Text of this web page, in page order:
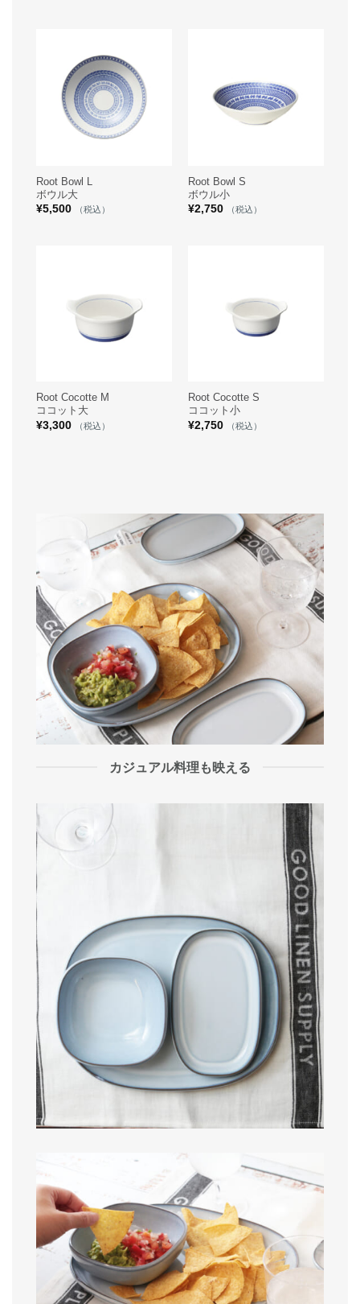
Root Bowl L
ボウル大
¥5,500 （税込）
Root Bowl S
ボウル小
¥2,750 （税込）
Root Cocotte M
ココット大
¥3,300 （税込）
Root Cocotte S
ココット小
¥2,750 （税込）
カジュアル料理も映える